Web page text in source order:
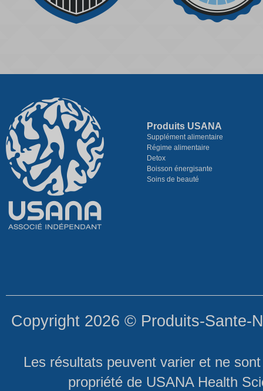
Produits USANA
Supplément alimentaire
Régime alimentaire
Detox
Boisson énergisante
Soins de beauté
Copyright 2026 © Produits-Sante-
Les résultats peuvent varier et ne
propriété de USANA Health